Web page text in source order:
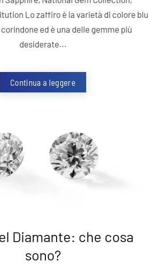
Lo zaffiro è la varietà di colore blu
ed è una delle gemme più
desiderate...
Continua a leggere
Diamante: che cosa
sono?